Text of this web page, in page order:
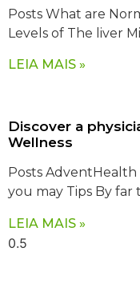
Posts What are
Levels of The liver
LEIA MAIS »
Discover a
Wellness
Posts
you may Tips By
LEIA MAIS »